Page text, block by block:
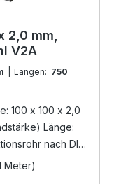
2,0 mm,
V2A
| Längen: 750
100 x 100 x 2,0
Länge:
Meter)